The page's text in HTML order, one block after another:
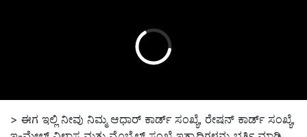
> ಈಗ ಇಲ್ಲಿ ನೀವು ನಿಮ್ಮ ಆಧಾರ್ ಕಾರ್ಡ್ ಸಂಖ್ಯೆ, ರೇಷನ್ ಕಾರ್ಡ್ ಸಂಖ್ಯೆ,